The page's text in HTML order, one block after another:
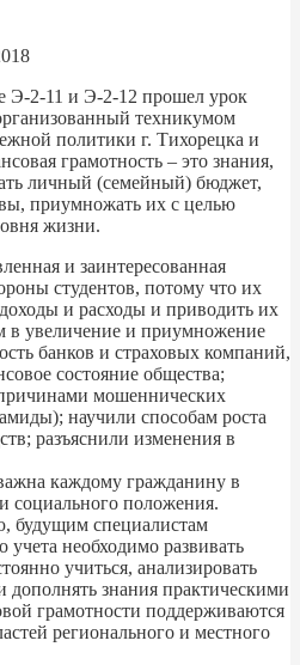
Э-2-11 и Э-2-12 прошел урок
техникумом
политики г. Тихорецка и
грамотность – это знания,
личный (семейный) бюджет,
приумножать их с целью
жизни.
и заинтересованная
студентов, потому что их
и расходы и приводить их
в увеличение и приумножение
банков и страховых компаний,
состояние общества;
мошеннических
научили способам роста
разъяснили изменения в
каждому гражданину в
социального положения.
будущим специалистам
учета необходимо развивать
учиться, анализировать
дополнять знания практическими
грамотности поддерживаются
регионального и местного